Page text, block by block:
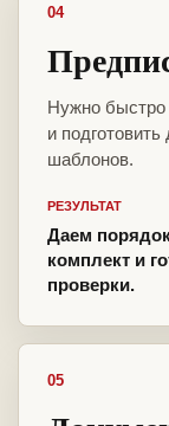
04
Нужно быстро
и
шаблонов.
РЕЗУЛЬТАТ
Даем
комплект и
проверки.
05